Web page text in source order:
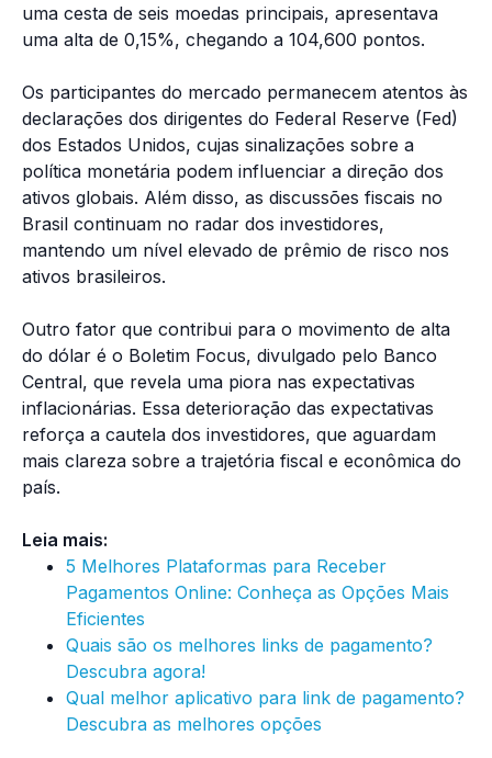
uma cesta de seis moedas principais, apresentava
uma alta de 0,15%, chegando a 104,600 pontos.
Os participantes do mercado permanecem atentos às
declarações dos dirigentes do Federal Reserve (Fed)
dos Estados Unidos, cujas sinalizações sobre a
política monetária podem influenciar a direção dos
ativos globais. Além disso, as discussões fiscais no
Brasil continuam no radar dos investidores,
mantendo um nível elevado de prêmio de risco nos
ativos brasileiros.
Outro fator que contribui para o movimento de alta
do dólar é o Boletim Focus, divulgado pelo Banco
Central, que revela uma piora nas expectativas
inflacionárias. Essa deterioração das expectativas
reforça a cautela dos investidores, que aguardam
mais clareza sobre a trajetória fiscal e econômica do
país.
Leia mais:
5 Melhores Plataformas para Receber
Pagamentos Online: Conheça as Opções Mais
Eficientes
Quais são os melhores links de pagamento?
Descubra agora!
Qual melhor aplicativo para link de pagamento?
Descubra as melhores opções